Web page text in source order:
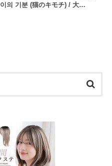
이의 기분 (猫のキモチ) / 大…